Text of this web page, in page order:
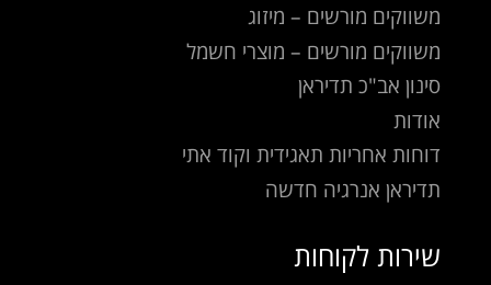
משווקים מורשים – מיזוג
משווקים מורשים – מוצרי חשמל
סינון אב"כ תדיראן
אודות
דוחות אחריות תאגידית וקוד אתי
תדיראן אנרגיה חדשה
שירות לקוחות